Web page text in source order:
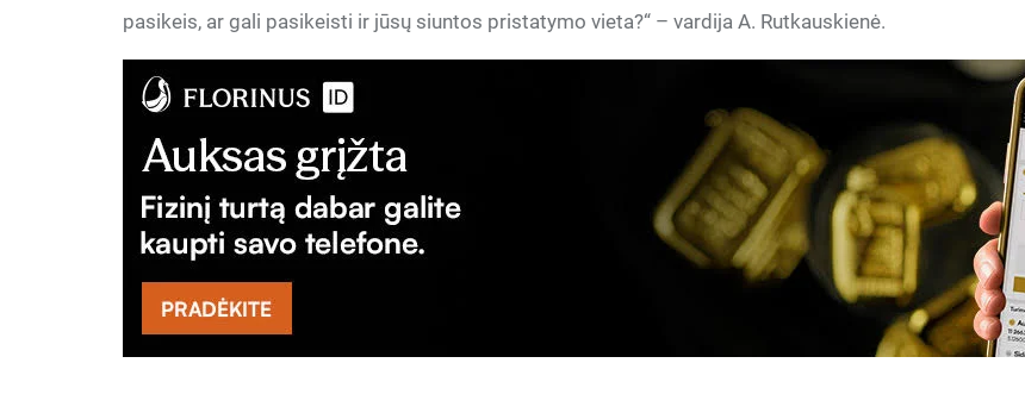
pasikeis, ar gali pasikeisti ir jūsų siuntos pristatymo vieta?“ – vardija A. Rutkauskienė.